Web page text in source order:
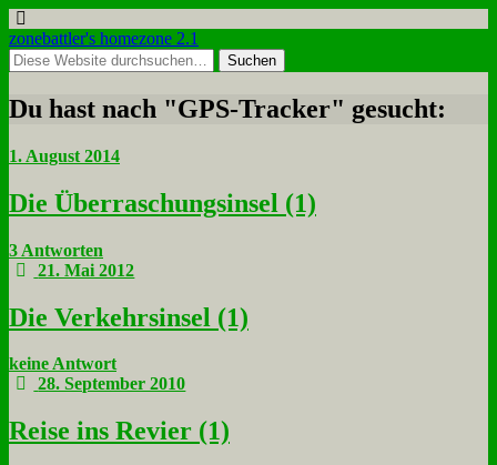
zonebattler's homezone 2.1
Du hast nach "GPS-Tracker" gesucht:
1. August 2014
Die Über­ra­schungs­in­sel (1)
3 Antworten
21. Mai 2012
Die Ver­kehrs­in­sel (1)
keine Antwort
28. September 2010
Rei­se ins Re­vier (1)